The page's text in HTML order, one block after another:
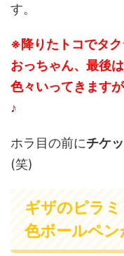
す。
※降りたトコでタ
おっちゃん、最後
色々いってきます
♪
ホラ目の前にチケ
(笑)
ギザのピラ
色ボールペン